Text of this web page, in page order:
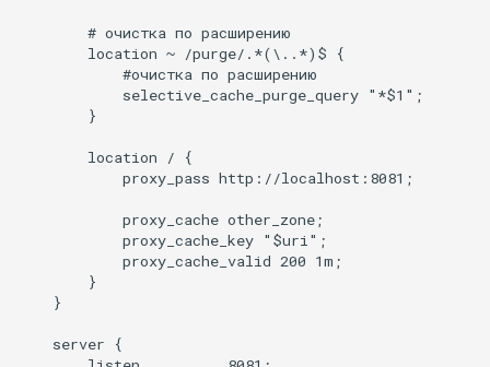
limit-traffic
        # очистка по расширению
        location ~ /purge/.*(\..*)$ {
            #очистка по расширению
            selective_cache_purge_query "*$1";
        }
        location / {
            proxy_pass http://localhost:8081;
            proxy_cache other_zone;
            proxy_cache_key "$uri";
            proxy_cache_valid 200 1m;
        }
    }
    server {